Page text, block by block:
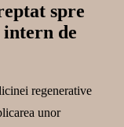
spre
de
regenerative
unor